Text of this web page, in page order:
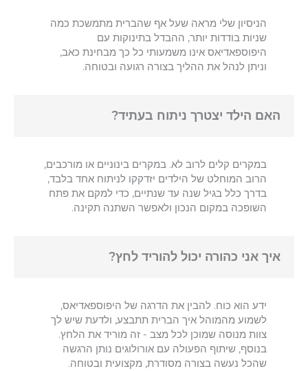
הניסיון שלי מראה שעל אף שהברית מתמשכת כמה
שניות בודדות יותר, ההבדל בתינוקות עם
היפוספאדיאס אינו משמעותי כל כך מבחינת כאב,
וניתן לנהל את ההליך בצורה רגועה ובטוחה.
האם הילד יצטרך ניתוח בעתיד?
במקרים קלים לרוב לא. במקרים בינוניים או מורכבים,
הרוב המוחלט של הילדים יזדקקו לניתוח אחד בלבד,
בדרך כלל בגיל שנה עד שנתיים, כדי למקם את פתח
השופכה במקום הנכון ולאפשר השתנה תקינה.
איך אני כהורה יכול להוריד לחץ?
ידע הוא כוח. להבין את הדרגה של היפוספאדיאס,
לשמוע מהמוהל איך הברית תתבצע, ולדעת שיש לך
צוות מנוסה שמוכן לכל מצב - זה מוריד את הלחץ.
בנוסף, שיתוף הפעולה עם אורולוגים נותן הרגשה
שהכל נעשה בצורה מסודרת, מקצועית ובטוחה.